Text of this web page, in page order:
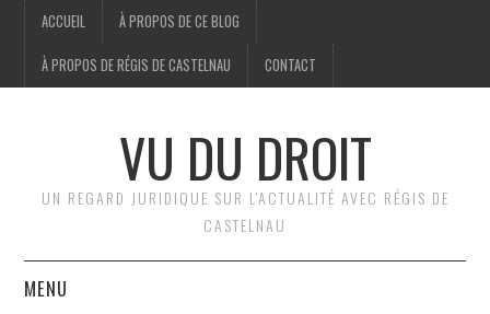
ACCUEIL À PROPOS DE CE BLOG
À PROPOS DE RÉGIS DE CASTELNAU CONTACT
VU DU DROIT
UN REGARD JURIDIQUE SUR L'ACTUALITÉ AVEC RÉGIS DE
CASTELNAU
MENU